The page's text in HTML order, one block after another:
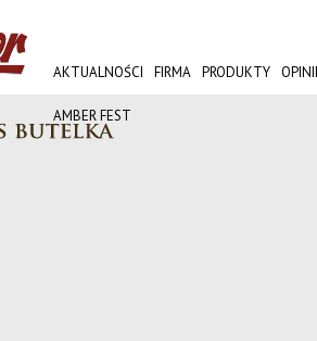
AKTUALNOŚCI FIRMA PRODUKTY
AMBER FEST